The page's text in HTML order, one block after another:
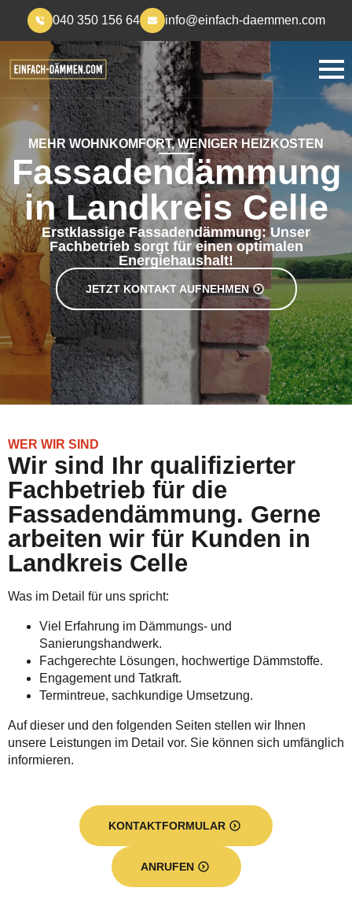
040 350 156 64 info@einfach-daemmen.com
MEHR WOHNKOMFORT, WENIGER HEIZKOSTEN
Fassadendämmung
in Landkreis Celle
Erstklassige Fassadendämmung: Unser
Fachbetrieb sorgt für einen optimalen
Energiehaushalt!
JETZT KONTAKT AUFNEHMEN
WER WIR SIND
Wir sind Ihr qualifizierter
Fachbetrieb für die
Fassadendämmung. Gerne
arbeiten wir für Kunden in
Landkreis Celle
Was im Detail für uns spricht:
Viel Erfahrung im Dämmungs- und
Sanierungshandwerk.
Fachgerechte Lösungen, hochwertige Dämmstoffe.
Engagement und Tatkraft.
Termintreue, sachkundige Umsetzung.
Auf dieser und den folgenden Seiten stellen wir Ihnen
unsere Leistungen im Detail vor. Sie können sich umfänglich
informieren.
KONTAKTFORMULAR
ANRUFEN